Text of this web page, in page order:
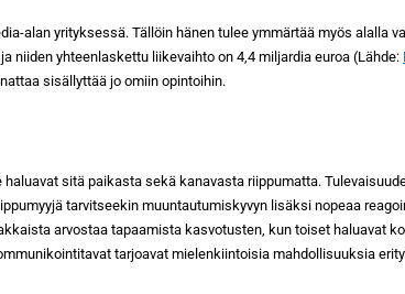
alan yrityksessä. Tällöin hänen tulee ymmärtää myös alalla
niiden yhteenlaskettu liikevaihto on 4,4 miljardia euroa (Lähde:
sisällyttää jo omiin opintoihin.
sitä paikasta sekä kanavasta riippumatta.
tarvitseekin muuntautumiskyvyn lisäksi nopeaa
arvostaa tapaamista kasvotusten, kun toiset haluavat
tarjoavat mielenkiintoisia mahdollisuuksia